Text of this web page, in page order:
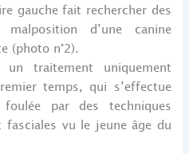
gauche fait rechercher des
d’une canine
(photo n°2).
traitement uniquement
temps, qui s’effectue
par des techniques
fasciales vu le jeune âge du